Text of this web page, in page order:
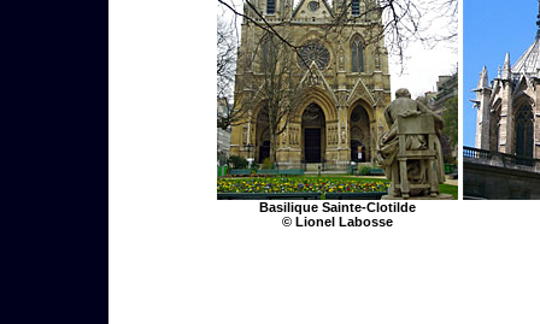
Basilique Sainte-Clotilde
© Lionel Labosse